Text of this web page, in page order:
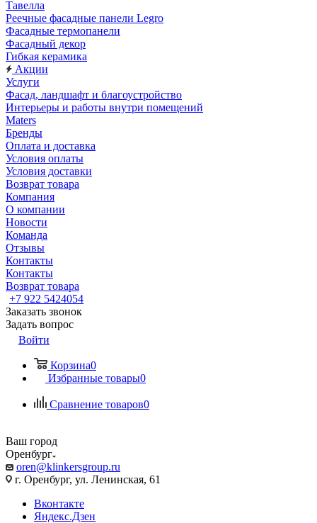
Тавелла
Реечные фасадные панели Legro
Фасадные термопанели
Фасадный декор
Гибкая керамика
Акции
Услуги
Фасад, ландшафт и благоустройство
Интерьеры и работы внутри помещений
Maters
Бренды
Оплата и доставка
Условия оплаты
Условия доставки
Возврат товара
Компания
О компании
Новости
Команда
Отзывы
Контакты
Контакты
Возврат товара
+7 922 5424054
Заказать звонок
Задать вопрос
Войти
Корзина0
Избранные товары0
Сравнение товаров0
Ваш город
Оренбург
oren@klinkersgroup.ru
г. Оренбург, ул. Ленинская, 61
Вконтакте
Яндекс.Дзен